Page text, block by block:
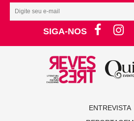
SIGA-NOS
ENTREVISTA